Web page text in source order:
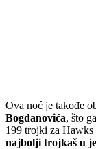
Ova noć je takođe
Bogdanovića, što
199 trojki za Hawks
najbolji trojkaš u